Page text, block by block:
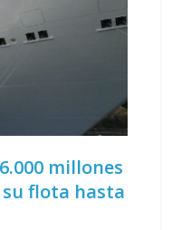
millones
flota hasta